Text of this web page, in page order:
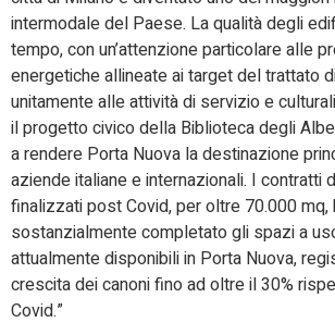
intermodale del Paese. La qualità degli
tempo, con un’attenzione particolare alle
energetiche allineate ai target del trattato
unitamente alle attività di servizio e
il progetto civico della Biblioteca degli
a rendere Porta Nuova la destinazione
aziende italiane e internazionali. I contratti
finalizzati post Covid, per oltre 70.000 mq,
sostanzialmente completato gli spazi a
attualmente disponibili in Porta Nuova,
crescita dei canoni fino ad oltre il 30%
Covid.”